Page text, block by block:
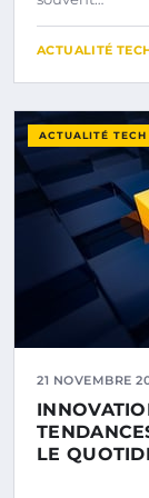
ACTUALITÉ
ACTUALITÉ TECH
21 NOVEMBRE
LE